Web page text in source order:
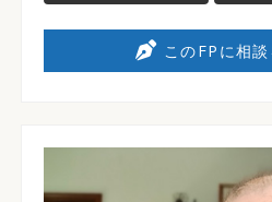
このFPに相